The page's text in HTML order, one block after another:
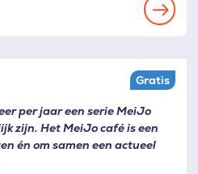
per jaar een serie MeiJo
zijn. Het MeiJo café is een
én om samen een actueel
Gratis